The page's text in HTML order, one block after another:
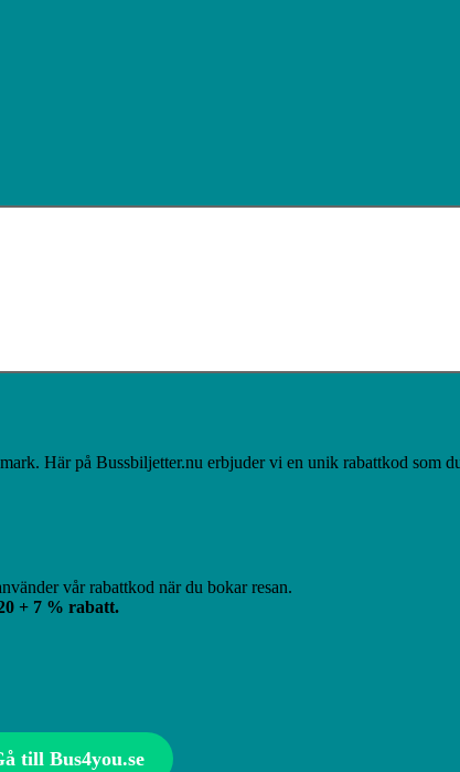
Här på Bussbiljetter.nu erbjuder vi en unik rabattkod som
vår rabattkod när du bokar resan.
+ 7 % rabatt.
till Bus4you.se